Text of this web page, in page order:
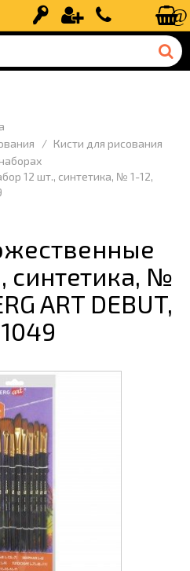
Вход Регистрация+7 (499) 110-
Кисти для рисования
12 шт., синтетика, № 1-12,
синтетика, №
ART DEBUT,